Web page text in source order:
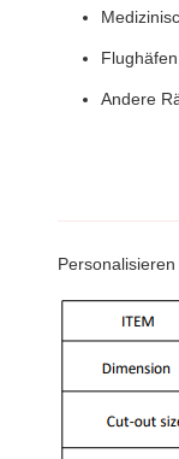
Andere